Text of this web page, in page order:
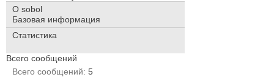
О sobol
Базовая информация
Статистика
Всего сообщений
Всего сообщений 5